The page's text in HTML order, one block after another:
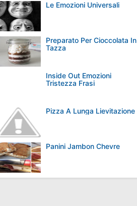
Le Emozioni Universali
Preparato Per Cioccolata In
Tazza
Inside Out Emozioni
Tristezza Frasi
Pizza A Lunga Lievitazione
Panini Jambon Chevre